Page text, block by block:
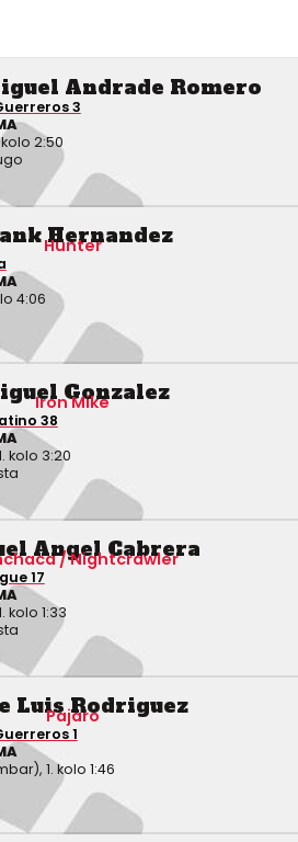
Andrade Romero
3
2:50
Hernandez
Hunter
4:06
Gonzalez
Iron Mike
38
kolo 3:20
Angel Cabrera
/ Nightcrawler
17
kolo 1:33
Luis Rodriguez
Pajaro
1
1. kolo 1:46